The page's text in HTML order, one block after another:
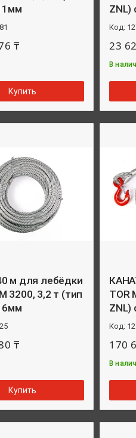
₸
Купить
ZNL)
23
В
м для лебёдки
3200, 3,2 т (тип
₸
Купить
TOR
ZNL)
170
В